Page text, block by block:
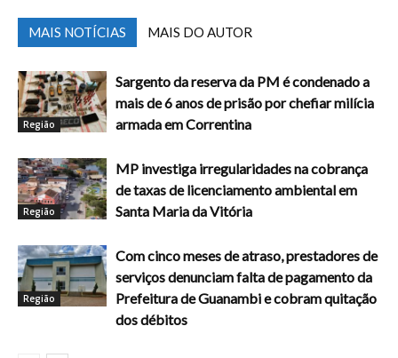
MAIS NOTÍCIAS MAIS DO AUTOR
Região
Sargento da reserva da PM é condenado a
mais de 6 anos de prisão por chefiar milícia
armada em Correntina
Região
MP investiga irregularidades na cobrança
de taxas de licenciamento ambiental em
Santa Maria da Vitória
Região
Com cinco meses de atraso, prestadores de
serviços denunciam falta de pagamento da
Prefeitura de Guanambi e cobram quitação
dos débitos